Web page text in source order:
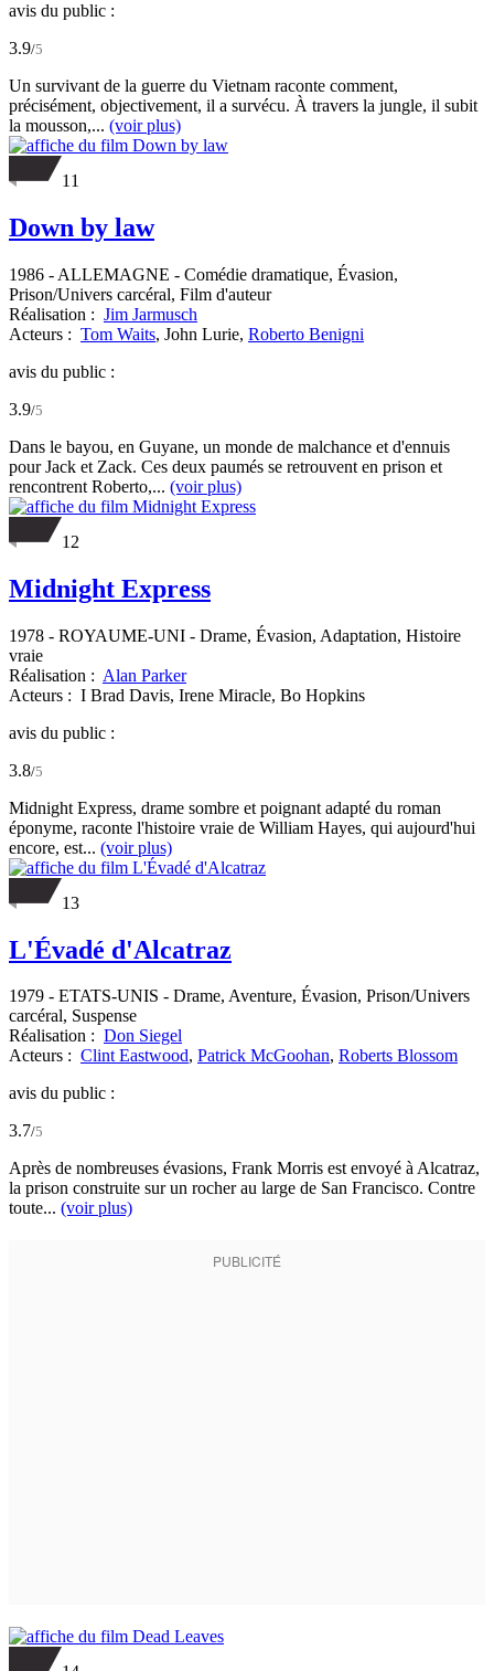
avis du public :
3.9/5
Un survivant de la guerre du Vietnam raconte comment,
précisément, objectivement, il a survécu. À travers la jungle, il subit
la mousson,... (voir plus)
11
Down by law
1986 - ALLEMAGNE - Comédie dramatique, Évasion,
Prison/Univers carcéral, Film d'auteur
Réalisation : Jim Jarmusch
Acteurs : Tom Waits, John Lurie, Roberto Benigni
avis du public :
3.9/5
Dans le bayou, en Guyane, un monde de malchance et d'ennuis
pour Jack et Zack. Ces deux paumés se retrouvent en prison et
rencontrent Roberto,... (voir plus)
12
Midnight Express
1978 - ROYAUME-UNI - Drame, Évasion, Adaptation, Histoire
vraie
Réalisation : Alan Parker
Acteurs : I Brad Davis, Irene Miracle, Bo Hopkins
avis du public :
3.8/5
Midnight Express, drame sombre et poignant adapté du roman
éponyme, raconte l'histoire vraie de William Hayes, qui aujourd'hui
encore, est... (voir plus)
13
L'Évadé d'Alcatraz
1979 - ETATS-UNIS - Drame, Aventure, Évasion, Prison/Univers
carcéral, Suspense
Réalisation : Don Siegel
Acteurs : Clint Eastwood, Patrick McGoohan, Roberts Blossom
avis du public :
3.7/5
Après de nombreuses évasions, Frank Morris est envoyé à Alcatraz,
la prison construite sur un rocher au large de San Francisco. Contre
toute... (voir plus)